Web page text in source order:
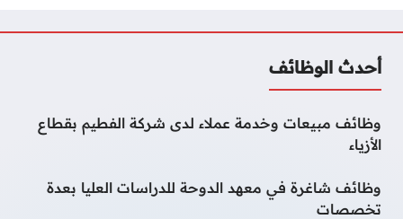
أحدث الوظائف
وظائف مبيعات وخدمة عملاء لدى شركة الفطيم بقطاع
الأزياء
وظائف شاغرة في معهد الدوحة للدراسات العليا بعدة
تخصصات